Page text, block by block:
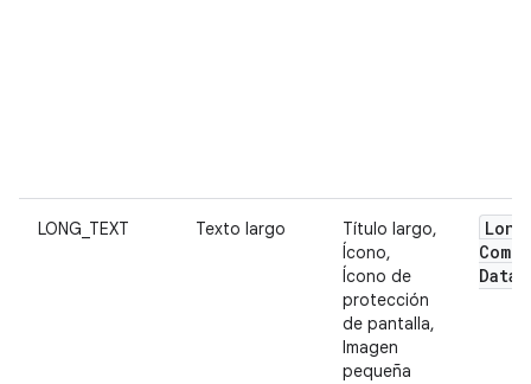
LONG_TEXT Texto largo
Título largo,
Ícono,
Ícono de
protección
de pantalla,
Imagen
pequeña
Long
Data